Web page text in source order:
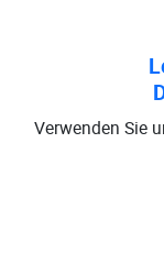
Verwenden Sie